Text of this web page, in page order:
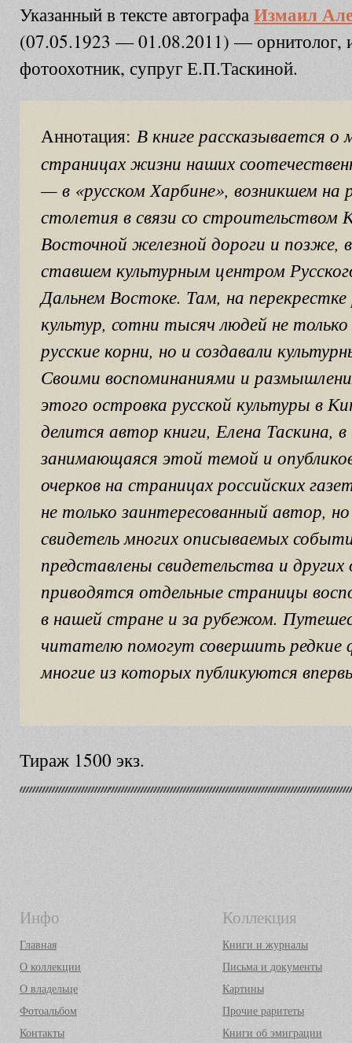
Указанный в тексте автографаИзмаил
(07.05.1923 — 01.08.2011) — орнитолог,
фотоохотник, супруг Е.П.Таскиной.
Аннотация: В книге рассказывается о
страницах жизни наших
— в «русском Харбине», возникшем на
столетия в связи со строительством
Восточной железной дороги и позже,
ставшем культурным центром
Дальнем Востоке. Там, на перекрестке
культур, сотни тысяч людей не только
русские корни, но и создавали
Своими воспоминаниями и
этого островка русской культуры в
делится автор книги, Елена Таскина,
занимающаяся этой темой и
очерков на страницах российских
не только заинтересованный автор,
свидетель многих описываемых
представлены свидетельства и других
приводятся отдельные страницы
в нашей стране и за рубежом.
читателю помогут совершить
многие из которых публикуются
Тираж 1500 экз.
Инфо
Главная
О коллекции
О владельце
Фотоальбом
Контакты
Коллекция
Книги и журналы
Письма и документы
Картины
Прочие раритеты
Книги об эмиграции